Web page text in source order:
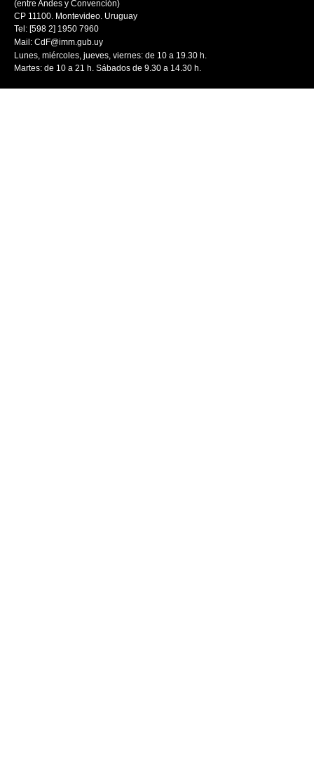
(entre Andes y Convención)
CP 11100. Montevideo. Uruguay
Tel: [598 2] 1950 7960
Mail: CdF@imm.gub.uy
Lunes, miércoles, jueves, viernes: de 10 a 19.30 h.
Martes: de 10 a 21 h. Sábados de 9.30 a 14.30 h.